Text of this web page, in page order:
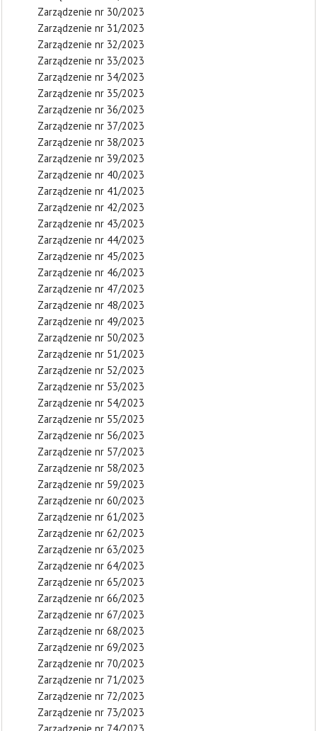
Zarządzenie nr 30/2023
Zarządzenie nr 31/2023
Zarządzenie nr 32/2023
Zarządzenie nr 33/2023
Zarządzenie nr 34/2023
Zarządzenie nr 35/2023
Zarządzenie nr 36/2023
Zarządzenie nr 37/2023
Zarządzenie nr 38/2023
Zarządzenie nr 39/2023
Zarządzenie nr 40/2023
Zarządzenie nr 41/2023
Zarządzenie nr 42/2023
Zarządzenie nr 43/2023
Zarządzenie nr 44/2023
Zarządzenie nr 45/2023
Zarządzenie nr 46/2023
Zarządzenie nr 47/2023
Zarządzenie nr 48/2023
Zarządzenie nr 49/2023
Zarządzenie nr 50/2023
Zarządzenie nr 51/2023
Zarządzenie nr 52/2023
Zarządzenie nr 53/2023
Zarządzenie nr 54/2023
Zarządzenie nr 55/2023
Zarządzenie nr 56/2023
Zarządzenie nr 57/2023
Zarządzenie nr 58/2023
Zarządzenie nr 59/2023
Zarządzenie nr 60/2023
Zarządzenie nr 61/2023
Zarządzenie nr 62/2023
Zarządzenie nr 63/2023
Zarządzenie nr 64/2023
Zarządzenie nr 65/2023
Zarządzenie nr 66/2023
Zarządzenie nr 67/2023
Zarządzenie nr 68/2023
Zarządzenie nr 69/2023
Zarządzenie nr 70/2023
Zarządzenie nr 71/2023
Zarządzenie nr 72/2023
Zarządzenie nr 73/2023